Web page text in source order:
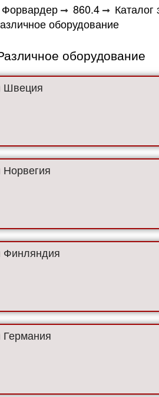
Форвардер 860.4
Каталог
оборудование
оборудование
Швеция